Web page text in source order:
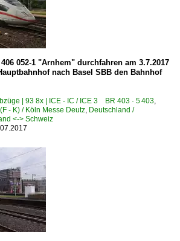
052-1 "Arnhem" durchfahren am 3.7.2017
nach Basel SBB den Bahnhof
| 93 8x | ICE - IC / ICE 3 BR 403 · 5 403,
- K) / Köln Messe Deutz, Deutschland /
<-> Schweiz